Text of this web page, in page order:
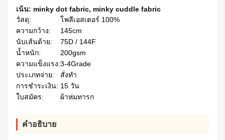
เน้น: minky dot fabric, minky cuddle fabric
วัสดุ:
โพลีเอสเตอร์ 100%
ความกว้าง:
145cm
นับเส้นด้าย:
75D / 144F
น้ำหนัก:
200gsm
ความแข็งแรง:3-4Grade
ประเภทจ่าย:
สั่งทำ
การชำระเงิน: 15 วัน
ใบสมัคร:
ผ้าห่มทารก
คําอธิบาย